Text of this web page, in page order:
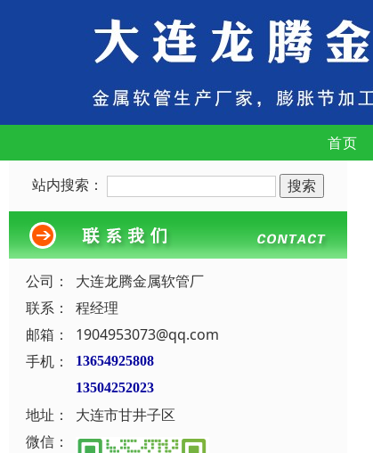
首页
站内搜索：
公司：
大连龙腾金属软管厂
联系：
程经理
邮箱：
1904953073@qq.com
手机：
13654925808
13504252023
地址：
大连市甘井子区
微信：